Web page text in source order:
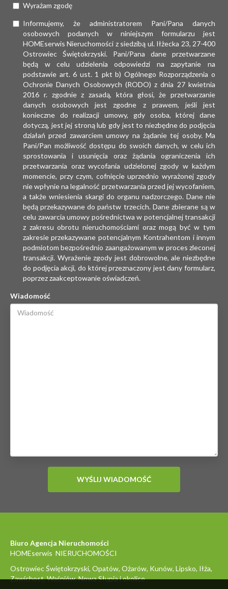
Wyrażam zgodę
Informujemy, że administratorem Pani/Pana danych
osobowych podanych w niniejszym formularzu jest
HOMEserwis Nieruchomości z siedzibą ul. Iłżecka 23, 27-400
Ostrowiec Świętokrzyski. Pani/Pana dane przetwarzane
będą w celu udzielenia odpowiedzi na zapytanie na
podstawie art. 6 ust. 1 pkt b) Ogólnego Rozporządzenia o
Ochronie Danych Osobowych (RODO) z dnia 27 kwietnia
2016 r. zgodnie z zasadą, która głosi, że przetwarzanie
danych osobowych jest zgodne z prawem, jeśli jest
konieczne do realizacji umowy, gdy osoba, której dane
dotyczą, jest jej stroną lub gdy jest to niezbędne do podjęcia
działań przed zawarciem umowy na żądanie tej osoby. Ma
Pani/Pan możliwość dostępu do swoich danych, w celu ich
sprostowania i usunięcia oraz żądania ograniczenia ich
przetwarzania oraz wycofania udzielonej zgody w każdym
momencie, przy czym, cofnięcie uprzednio wyrażonej zgody
nie wpłynie na legalność przetwarzania przed jej wycofaniem,
a także wniesienia skargi do organu nadzorczego. Dane nie
będą przekazywane do państw trzecich. Dane zbierane są w
celu zawarcia umowy pośrednictwa w potencjalnej transakcji
z zakresu obrotu nieruchomościami oraz mogą być w tym
zakresie przekazywane potencjalnym Kontrahentom i innym
podmiotom bezpośrednio zaangażowanym w proces zleconej
transakcji. Wyrażenie zgody jest dobrowolne, ale niezbędne
do podjęcia akcji, do której przeznaczony jest dany formularz,
poprzez zaakceptowanie oświadczeń.
Wiadomość
Biuro Agencja Nieruchomości
HOMEserwis NIERUCHOMOŚCI
Ostrowiec Świętokrzyski, Opatów, Ożarów, Kunów, Lipsko, Iłża,
Zawichost, Waśniów, Nowa Słupia i okolice